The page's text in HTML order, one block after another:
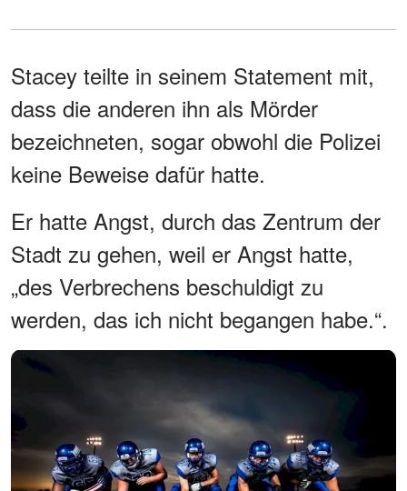
Stacey teilte in seinem Statement mit,
dass die anderen ihn als Mörder
bezeichneten, sogar obwohl die Polizei
keine Beweise dafür hatte.
Er hatte Angst, durch das Zentrum der
Stadt zu gehen, weil er Angst hatte,
„des Verbrechens beschuldigt zu
werden, das ich nicht begangen habe.“.